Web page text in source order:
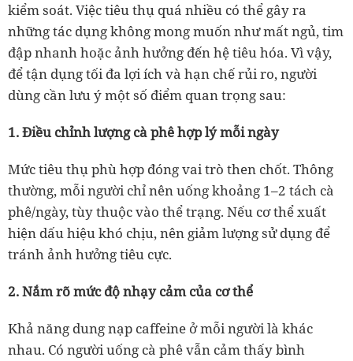
kiểm soát. Việc tiêu thụ quá nhiều có thể gây ra
những tác dụng không mong muốn như mất ngủ, tim
đập nhanh hoặc ảnh hưởng đến hệ tiêu hóa. Vì vậy,
để tận dụng tối đa lợi ích và hạn chế rủi ro, người
dùng cần lưu ý một số điểm quan trọng sau:
1. Điều chỉnh lượng cà phê hợp lý mỗi ngày
Mức tiêu thụ phù hợp đóng vai trò then chốt. Thông
thường, mỗi người chỉ nên uống khoảng 1–2 tách cà
phê/ngày, tùy thuộc vào thể trạng. Nếu cơ thể xuất
hiện dấu hiệu khó chịu, nên giảm lượng sử dụng để
tránh ảnh hưởng tiêu cực.
2. Nắm rõ mức độ nhạy cảm của cơ thể
Khả năng dung nạp caffeine ở mỗi người là khác
nhau. Có người uống cà phê vẫn cảm thấy bình